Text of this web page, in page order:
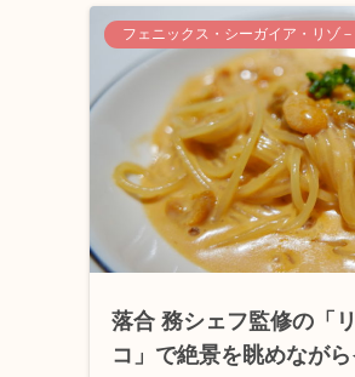
フェニックス・シーガイア・リゾ－
落合 務シェフ監修の「
コ」で絶景を眺めなが